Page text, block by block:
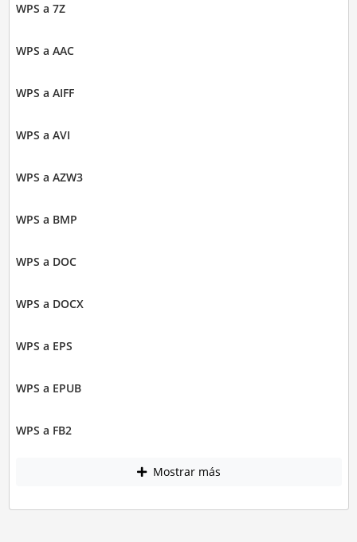
WPS a 7Z
WPS a AAC
WPS a AIFF
WPS a AVI
WPS a AZW3
WPS a BMP
WPS a DOC
WPS a DOCX
WPS a EPS
WPS a EPUB
WPS a FB2
Mostrar más